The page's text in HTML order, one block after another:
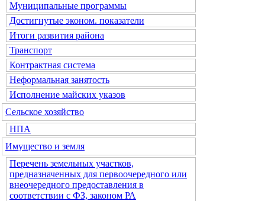
Муниципальные программы
Достигнутые эконом. показатели
Итоги развития района
Транспорт
Контрактная система
Неформальная занятость
Исполнение майских указов
Сельское хозяйство
НПА
Имущество и земля
Перечень земельных участков,
предназначенных для первоочередного или
внеочередного предоставления в
соответствии с ФЗ, законом РА